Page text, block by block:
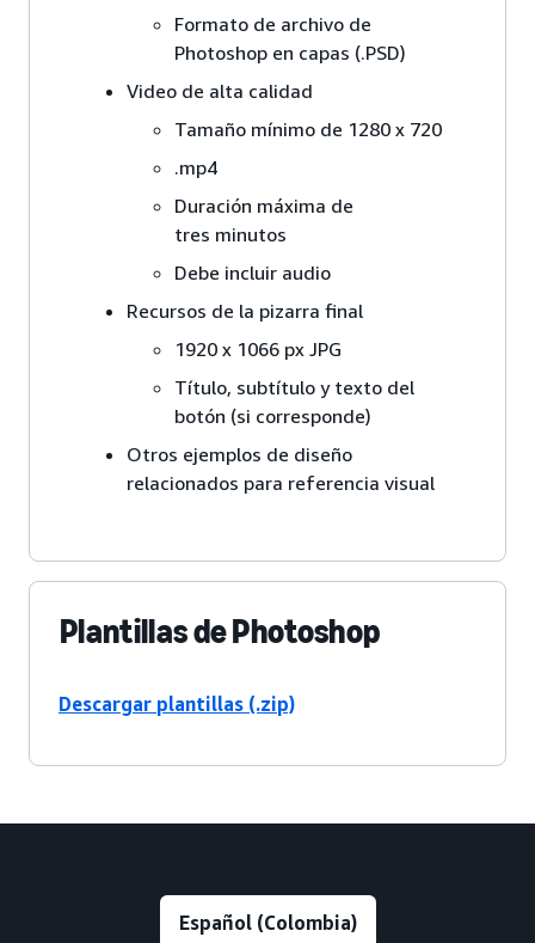
Formato de archivo de
Photoshop en capas (.PSD)
Video de alta calidad
Tamaño mínimo de 1280 x 720
.mp4
Duración máxima de
tres minutos
Debe incluir audio
Recursos de la pizarra final
1920 x 1066 px JPG
Título, subtítulo y texto del
botón (si corresponde)
Otros ejemplos de diseño
relacionados para referencia visual
Plantillas de Photoshop
Descargar plantillas (.zip)